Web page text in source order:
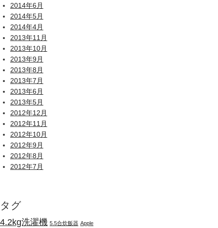
2014年6月
2014年5月
2014年4月
2013年11月
2013年10月
2013年9月
2013年8月
2013年7月
2013年6月
2013年5月
2012年12月
2012年11月
2012年10月
2012年9月
2012年8月
2012年7月
タグ
4.2kg洗濯機 5.5合炊飯器 Apple